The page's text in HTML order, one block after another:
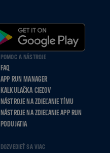
POMOC A NÁSTROJE
FAQ
APP RUN MANAGER
KALKULAČKA CIEĽOV
NÁSTROJE NA ZDIEĽANIE TÍMU
NÁSTROJE NA ZDIEĽANIE APP RUN
PODUJATIA
DOZVEDIEŤ SA VIAC